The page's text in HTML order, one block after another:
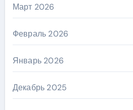
Март 2026
Февраль 2026
Январь 2026
Декабрь 2025